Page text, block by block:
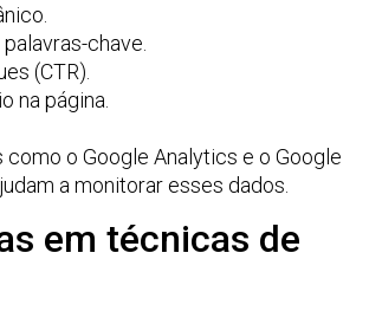
chave.
(CTR).
na página.
como o Google Analytics e o Google
a monitorar esses dados.
em técnicas de